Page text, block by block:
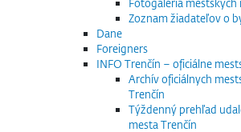
Fotogaléria
Zoznam žiadateľov o
Dane
Foreigners
INFO Trenčín – oficiálne
Archív oficiálnych
Trenčín
Týždenný prehľad
mesta Trenčín